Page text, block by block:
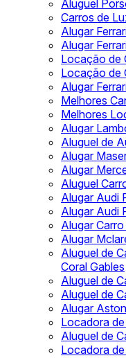
Aluguel
Carros de
Alugar
Alugar
Locação de
Locação de
Alugar
Melhores
Melhores
Alugar
Aluguel de
Alugar
Alugar
Aluguel
Alugar Audi
Alugar Audi
Alugar
Alugar
Aluguel de
Coral Gables
Aluguel de
Aluguel de
Alugar
Locadora
Aluguel de
Locadora